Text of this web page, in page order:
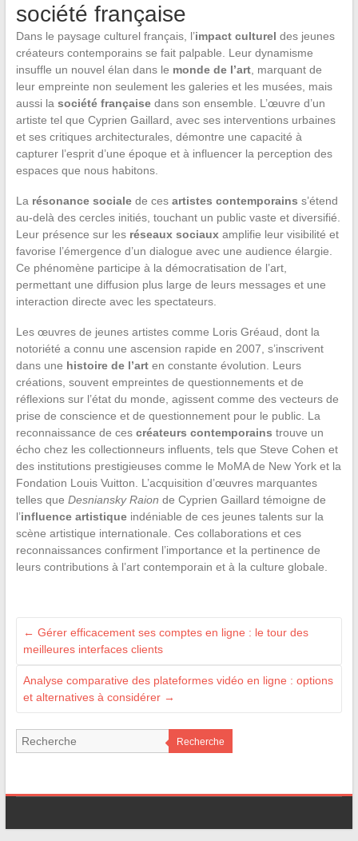
société française
Dans le paysage culturel français, l’impact culturel des jeunes
créateurs contemporains se fait palpable. Leur dynamisme
insuffle un nouvel élan dans le monde de l’art, marquant de
leur empreinte non seulement les galeries et les musées, mais
aussi la société françaisedans son ensemble. L’œuvre d’un
artiste tel que Cyprien Gaillard, avec ses interventions urbaines
et ses critiques architecturales, démontre une capacité à
capturer l’esprit d’une époque et à influencer la perception des
espaces que nous habitons.
La résonance socialede ces artistes contemporains s’étend
au-delà des cercles initiés, touchant un public vaste et diversifié.
Leur présence sur les réseaux sociauxamplifie leur visibilité et
favorise l’émergence d’un dialogue avec une audience élargie.
Ce phénomène participe à la démocratisation de l’art,
permettant une diffusion plus large de leurs messages et une
interaction directe avec les spectateurs.
Les œuvres de jeunes artistes comme Loris Gréaud, dont la
notoriété a connu une ascension rapide en 2007, s’inscrivent
dans une histoire de l’arten constante évolution. Leurs
créations, souvent empreintes de questionnements et de
réflexions sur l’état du monde, agissent comme des vecteurs de
prise de conscience et de questionnement pour le public. La
reconnaissance de ces créateurs contemporains trouve un
écho chez les collectionneurs influents, tels que Steve Cohen et
des institutions prestigieuses comme le MoMA de New York et la
Fondation Louis Vuitton. L’acquisition d’œuvres marquantes
telles que Desniansky Raion de Cyprien Gaillard témoigne de
l’influence artistiqueindéniable de ces jeunes talents sur la
scène artistique internationale. Ces collaborations et ces
reconnaissances confirment l’importance et la pertinence de
leurs contributions à l’art contemporain et à la culture globale.
← Gérer efficacement ses comptes en ligne : le tour des
meilleures interfaces clients
Analyse comparative des plateformes vidéo en ligne : options
et alternatives à considérer →
Recherche